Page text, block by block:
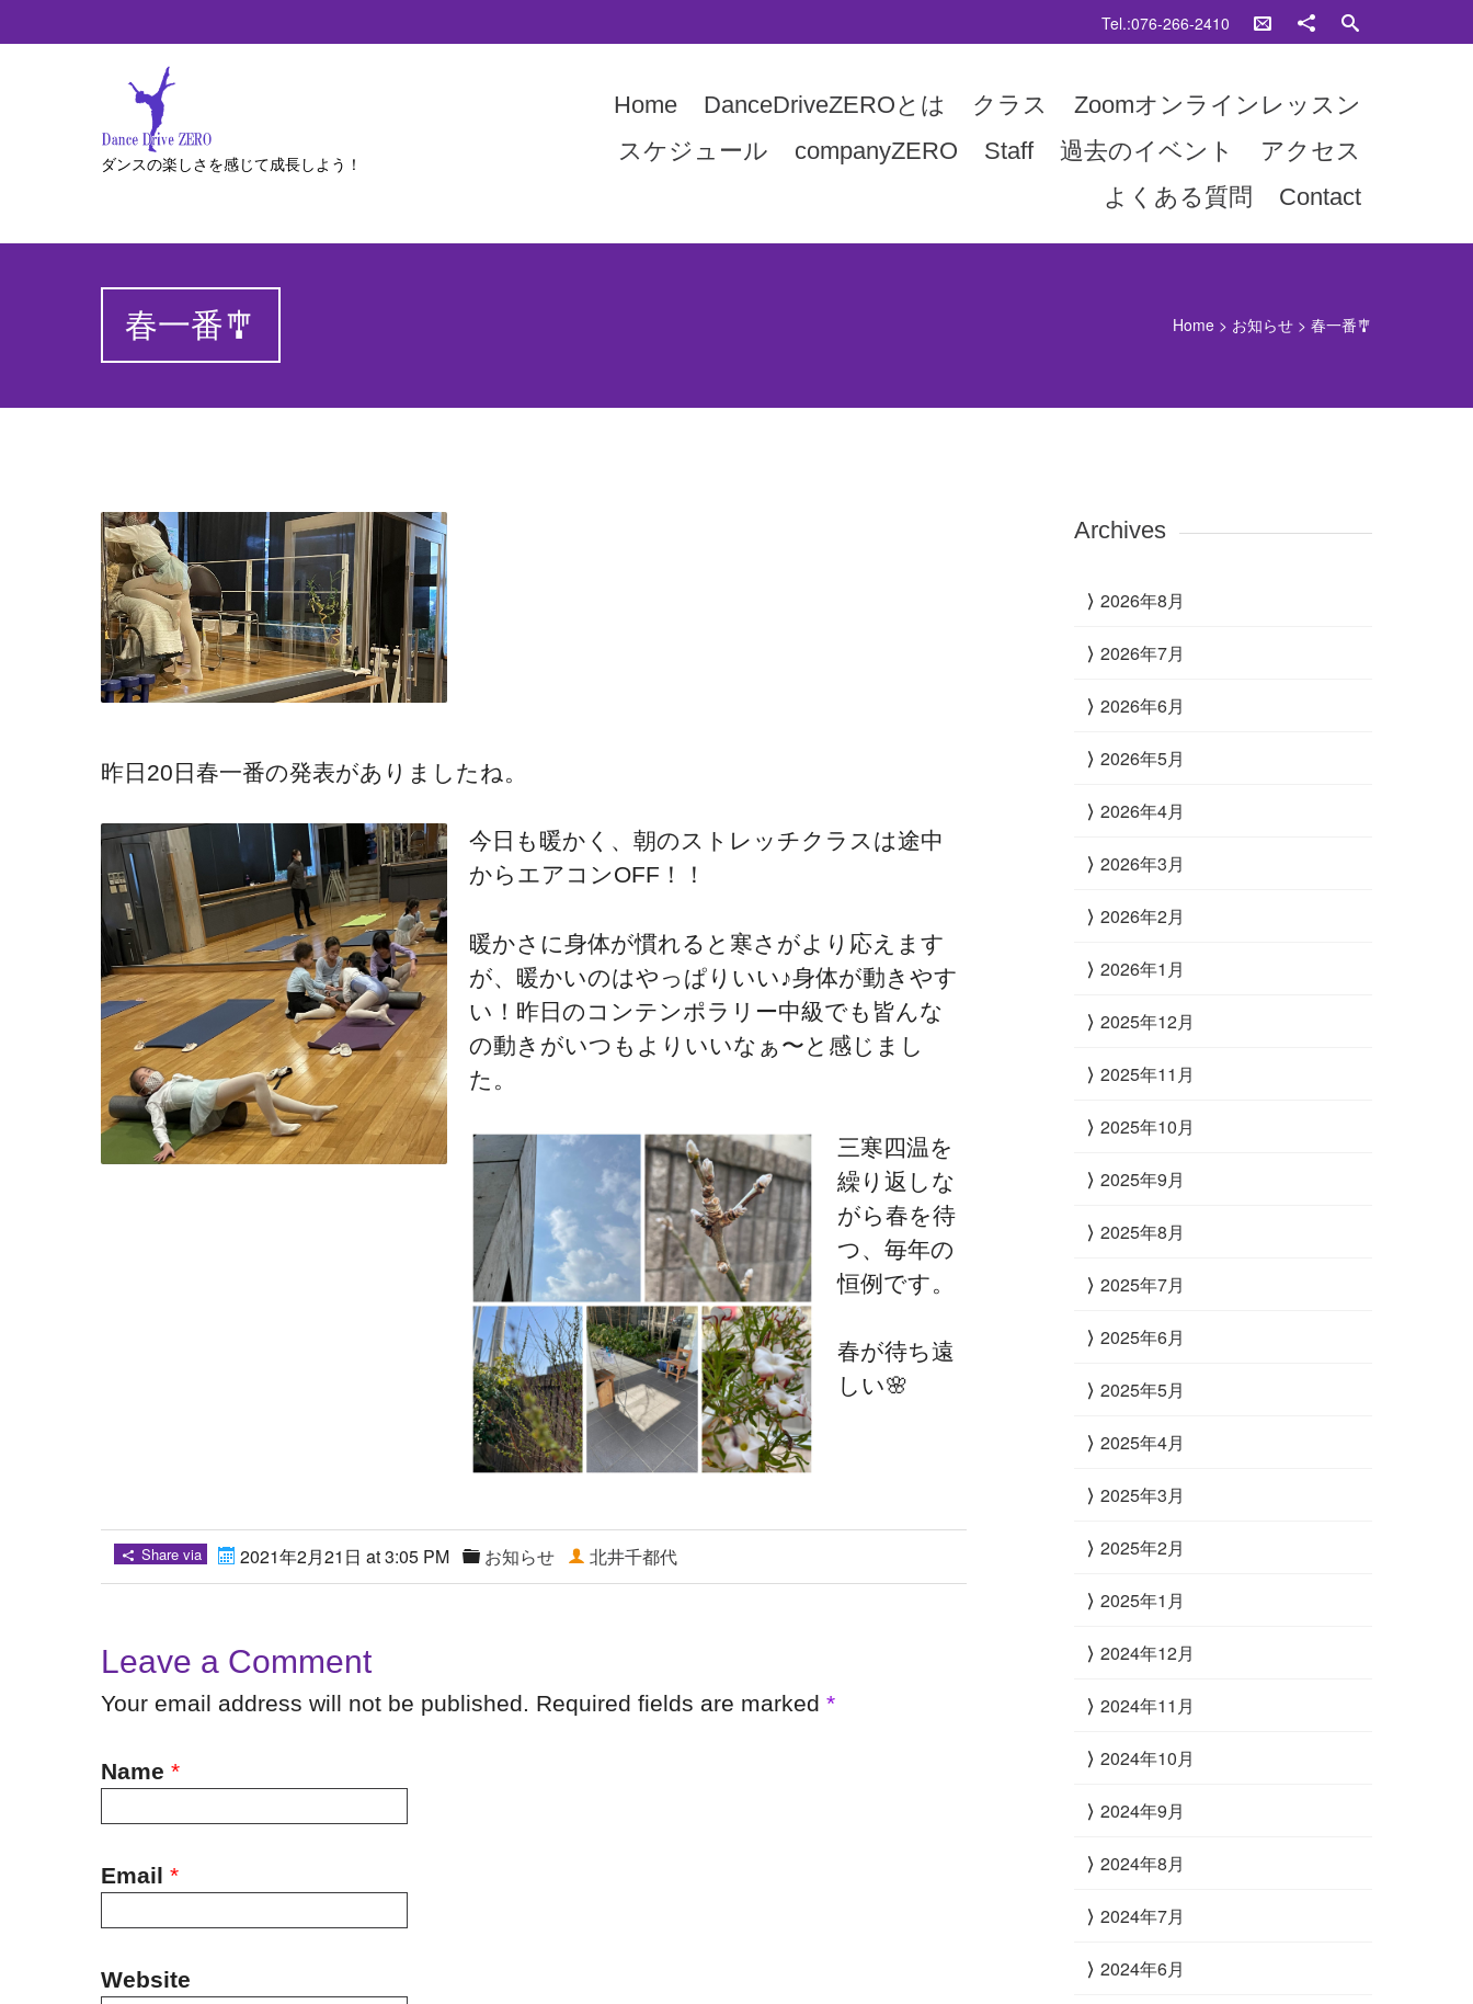
Tel.:076-266-2410
ダンスの楽しさを感じて成長しよう！
Home DanceDriveZEROとは クラス
Zoomオンラインレッスン
スケジュール
companyZERO Staff 過去のイベント
アクセス
よくある質問
Contact
春一番🎐 Home > お知らせ >春一番🎐
昨日20日春一番の発表がありましたね。
今日も暖かく、朝のストレッチクラスは途中
からエアコンOFF！！
暖かさに身体が慣れると寒さがより応えます
が、暖かいのはやっぱりいい♪身体が動きやす
い！昨日のコンテンポラリー中級でも皆んな
の動きがいつもよりいいなぁ〜と感じまし
た。
三寒四温を
繰り返しな
がら春を待
つ、毎年の
恒例です。
春が待ち遠
しい🌸
Share via 2021年2月21日 at 3:05 PM お知らせ 北井千都代
Leave a Comment
Your email address will not be published. Required fields are marked *
Name *
Email *
Website
Archives
2026年8月
2026年7月
2026年6月
2026年5月
2026年4月
2026年3月
2026年2月
2026年1月
2025年12月
2025年11月
2025年10月
2025年9月
2025年8月
2025年7月
2025年6月
2025年5月
2025年4月
2025年3月
2025年2月
2025年1月
2024年12月
2024年11月
2024年10月
2024年9月
2024年8月
2024年7月
2024年6月